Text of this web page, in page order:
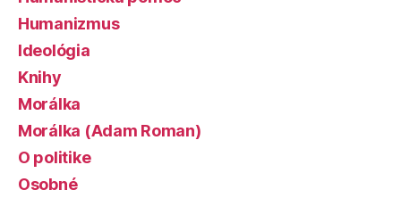
Humanizmus
Ideológia
Knihy
Morálka
Morálka (Adam Roman)
O politike
Osobné